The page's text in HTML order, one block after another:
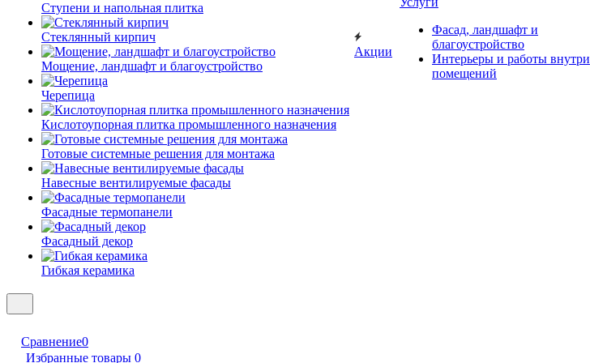
Ступени и напольная плитка
Cтеклянный кирпич
Мощение, ландшафт и благоустройство
Черепица
Кислотоупорная плитка промышленного назначения
Готовые системные решения для монтажа
Навесные вентилируемые фасады
Фасадные термопанели
Фасадный декор
Гибкая керамика
Акции
Фасад, ландшафт и
благоустройство
Интерьеры и работы внутри
помещений
Сравнение0
Избранные товары 0